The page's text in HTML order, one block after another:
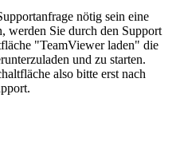
nötig sein eine
werden Sie durch den Support
"TeamViewer laden" die
und zu starten.
also bitte erst nach